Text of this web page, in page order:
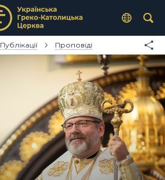
Публікації Проповіді